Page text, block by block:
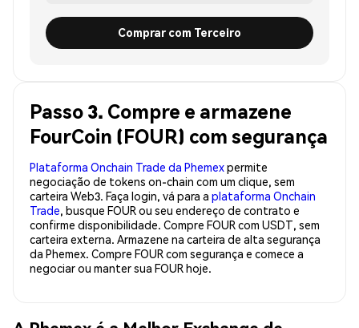
Comprar com Terceiro
Passo 3. Compre e armazene
FourCoin (FOUR) com segurança
Plataforma Onchain Trade da Phemexpermite
negociação de tokens on-chain com um clique, sem
carteira Web3. Faça login, vá para a plataforma Onchain
Trade, busque FOUR ou seu endereço de contrato e
confirme disponibilidade. Compre FOUR com USDT, sem
carteira externa. Armazene na carteira de alta segurança
da Phemex. Compre FOUR com segurança e comece a
negociar ou manter sua FOUR hoje.